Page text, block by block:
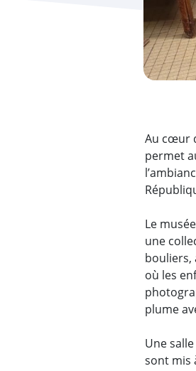
Au cœur
permet
Le
une
bouliers,
où les
plume
Une
sont mis